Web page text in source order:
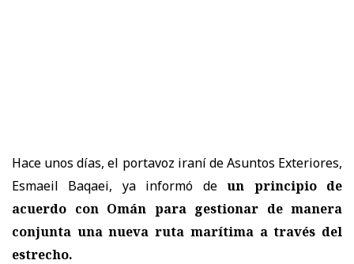
Hace unos días, el portavoz iraní de Asuntos Exteriores,
Esmaeil Baqaei, ya informó deun principio de
acuerdo con Omán para gestionar de manera
conjunta una nueva ruta marítima a través del
estrecho.